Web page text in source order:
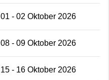
01 - 02 Oktober 2026
08 - 09 Oktober 2026
15 - 16 Oktober 2026